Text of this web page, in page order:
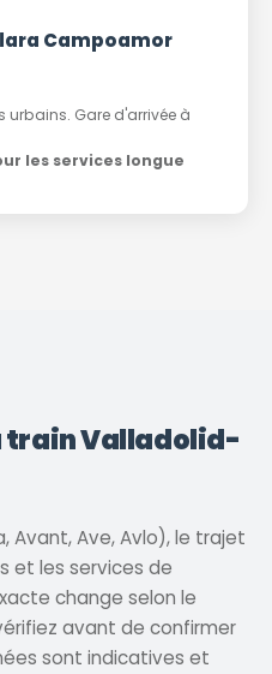
Campoamor
Gare d'arrivée à
les services longue
train Valladolid-
Avant, Ave, Avlo), le trajet
et les services de
change selon le
avant de confirmer
sont indicatives et